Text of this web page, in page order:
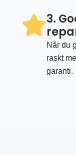
3.
Når du
raskt
garanti.